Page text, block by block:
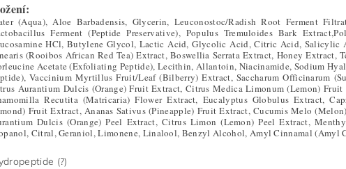
(Aqua), Aloe Barbadensis, Glycerin, Leuconostoc/Radish Root Ferment
Ferment (Peptide Preservative), Populus Tremuloides Bark
HCl, Butylene Glycol, Lactic Acid, Glycolic Acid, Citric Acid, Salicylic
(Rooibos African Red Tea) Extract, Boswellia Serrata Extract, Honey Extract,
Acetate (Exfoliating Peptide), Lecithin, Allantoin, Niacinamide, Sodium
Vaccinium Myrtillus Fruit/Leaf (Bilberry) Extract, Saccharum Officinarum
Aurantium Dulcis (Orange) Fruit Extract, Citrus Medica Limonum (Lemon) Fruit
Recutita (Matricaria) Flower Extract, Eucalyptus Globulus Extract,
Fruit Extract, Ananas Sativus (Pineapple) Fruit Extract, Cucumis Melo
Dulcis (Orange) Peel Extract, Citrus Limon (Lemon) Peel Extract,
Citral, Geraniol, Limonene, Linalool, Benzyl Alcohol, Amyl Cinnamal (Amyl
(?)